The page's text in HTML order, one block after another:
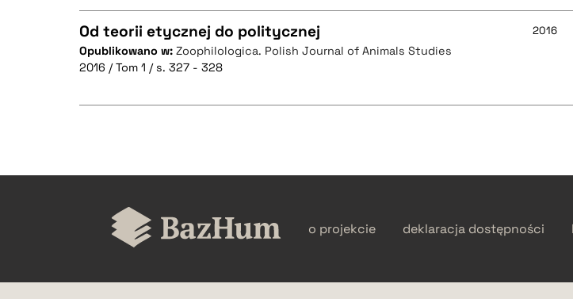
BIBTEX
CZYSTY TEKST
Od teorii etycznej do politycznej
Opublikowano w: Zoophilologica. Polish Journal of Animals Studies
2016 / Tom 1 / s. 327 - 328
2016
o projekcie deklaracja dostępności